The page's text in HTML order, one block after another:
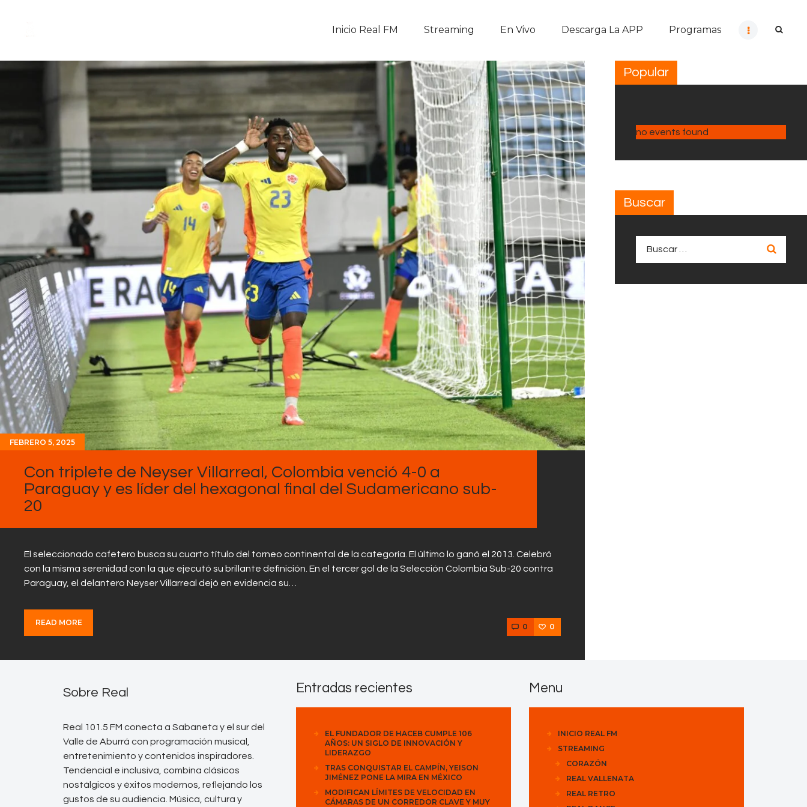
Inicio Real FM Streaming En Vivo Descarga La APP Programas
Descarga La APP
Programas
Noticias
Equipo
Sobre Nosotros
Contactos
FEBRERO 5, 2025
Con triplete de Neyser Villarreal, Colombia venció 4-0 a
Paraguay y es líder del hexagonal final del Sudamericano sub-
20
El seleccionado cafetero busca su cuarto título del torneo continental de la categoría. El último lo ganó el 2013. Celebró
con la misma serenidad con la que ejecutó su brillante definición. En el tercer gol de la Selección Colombia Sub-20 contra
Paraguay, el delantero Neyser Villarreal dejó en evidencia su…
READ MORE 0 0
Popular
no events found
Buscar
Sobre Real
Real 101.5 FM conecta a Sabaneta y el sur del
Valle de Aburrá con programación musical,
entretenimiento y contenidos inspiradores.
Tendencial e inclusiva, combina clásicos
nostálgicos y éxitos modernos, reflejando los
gustos de su audiencia. Música, cultura y
Entradas recientes
EL FUNDADOR DE HACEB CUMPLE 106
AÑOS: UN SIGLO DE INNOVACIÓN Y
LIDERAZGO
TRAS CONQUISTAR EL CAMPÍN, YEISON
JIMÉNEZ PONE LA MIRA EN MÉXICO
MODIFICAN LÍMITES DE VELOCIDAD EN
CÁMARAS DE UN CORREDOR CLAVE Y MUY
Menu
INICIO REAL FM
STREAMING
CORAZÓN
REAL VALLENATA
REAL RETRO